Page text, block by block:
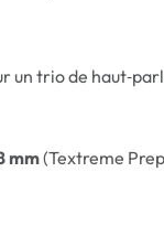
un trio de
mm(Textreme